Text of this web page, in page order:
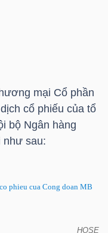
mại Cổ phần
cổ phiếu của tổ
bộ Ngân hàng
như sau:
phieu cua Cong doan MB
HOSE